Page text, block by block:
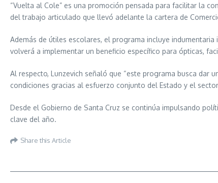
“Vuelta al Cole” es una promoción pensada para facilitar la
del trabajo articulado que llevó adelante la cartera de
Además de útiles escolares, el programa incluye
volverá a implementar un beneficio específico para ópticas,
Al respecto, Lunzevich señaló que “este programa busca dar
condiciones gracias al esfuerzo conjunto del Estado y el
Desde el Gobierno de Santa Cruz se continúa impulsando
clave del año.
Share this Article